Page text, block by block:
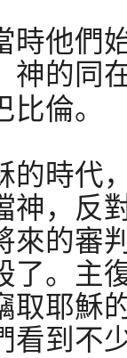
時他們
神的同
倫。
的時代
神，反
來的審
了。主
取耶穌
看到不